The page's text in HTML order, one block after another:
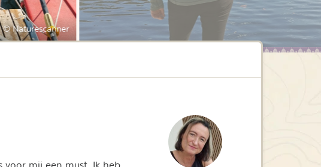
© Naturescanner
voor mij een must. Ik heb